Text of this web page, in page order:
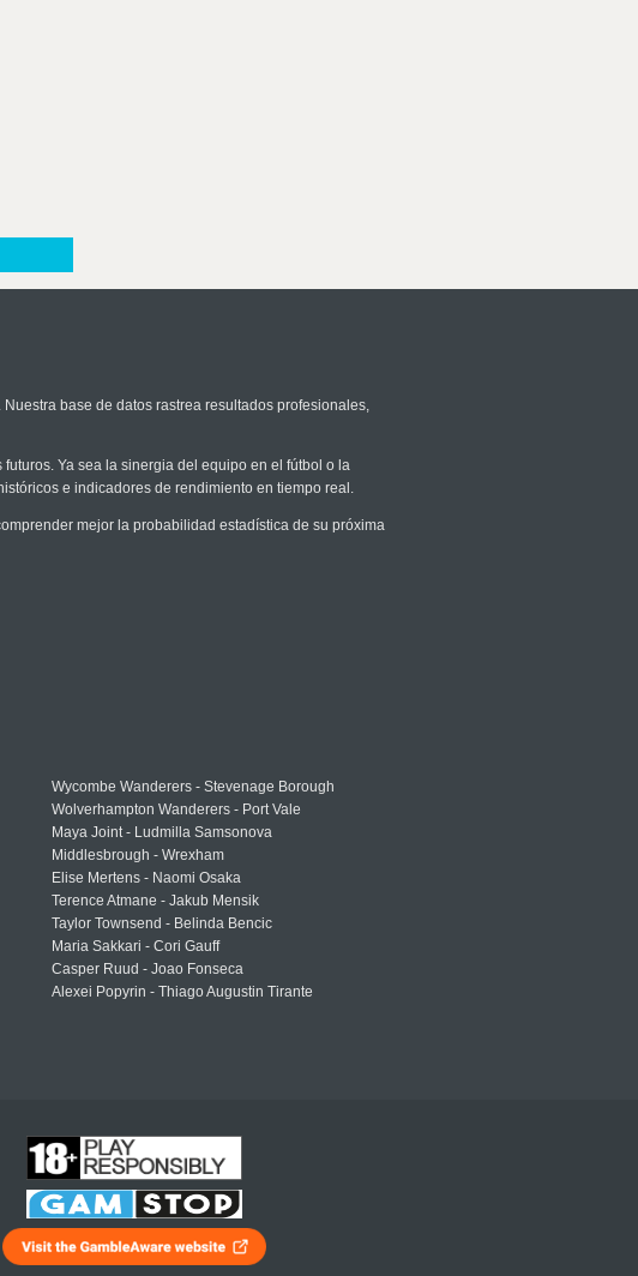
Nuestra base de datos rastrea resultados profesionales,
Ya sea la sinergia del equipo en el fútbol o la
e indicadores de rendimiento en tiempo real.
mejor la probabilidad estadística de su próxima
Wycombe Wanderers - Stevenage Borough
Wolverhampton Wanderers - Port Vale
Maya Joint - Ludmilla Samsonova
Middlesbrough - Wrexham
Elise Mertens - Naomi Osaka
Terence Atmane - Jakub Mensik
Taylor Townsend - Belinda Bencic
Maria Sakkari - Cori Gauff
Casper Ruud - Joao Fonseca
Alexei Popyrin - Thiago Augustin Tirante